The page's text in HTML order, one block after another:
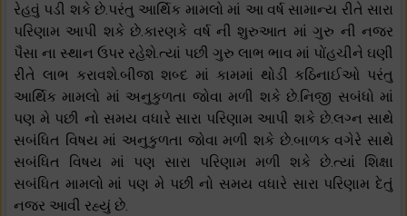
રેહવું પડી શકે છે.પરંતુ આર્થિક મામલો માં આ વર્ષ સામાન્ય રીતે સારા
પરિણામ આપી શકે છે.કારણકે વર્ષ ની શુરુઆત માં ગુરુ ની નજર
પૈસા ના સ્થાન ઉપર રહેશે.ત્યાં પછી ગુરુ લાભ ભાવ માં પોંહચીને ઘણી
રીતે લાભ કરાવશે.બીજા શબ્દ માં કામમાં થોડી કઠિનાઈઓ પરંતુ
આર્થિક મામલો માં અનુકુળતા જોવા મળી શકે છે.નિજી સબંધો માં
પણ મે પછી નો સમય વધારે સારા પરિણામ આપી શકે છે.લગ્ન સાથે
સબંધિત વિષય માં અનુકુળતા જોવા મળી શકે છે.બાળક વગેરે સાથે
સબંધિત વિષય માં પણ સારા પરિણામ મળી શકે છે.ત્યાં શિક્ષા
સબંધિત મામલો માં પણ મે પછી નો સમય વધારે સારા પરિણામ દેતું
નજર આવી રહ્યું છે.